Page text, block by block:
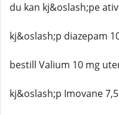
du kan kj&oslash;pe
kj&oslash;p diazepam
bestill Valium 10 mg
kj&oslash;p Imovane